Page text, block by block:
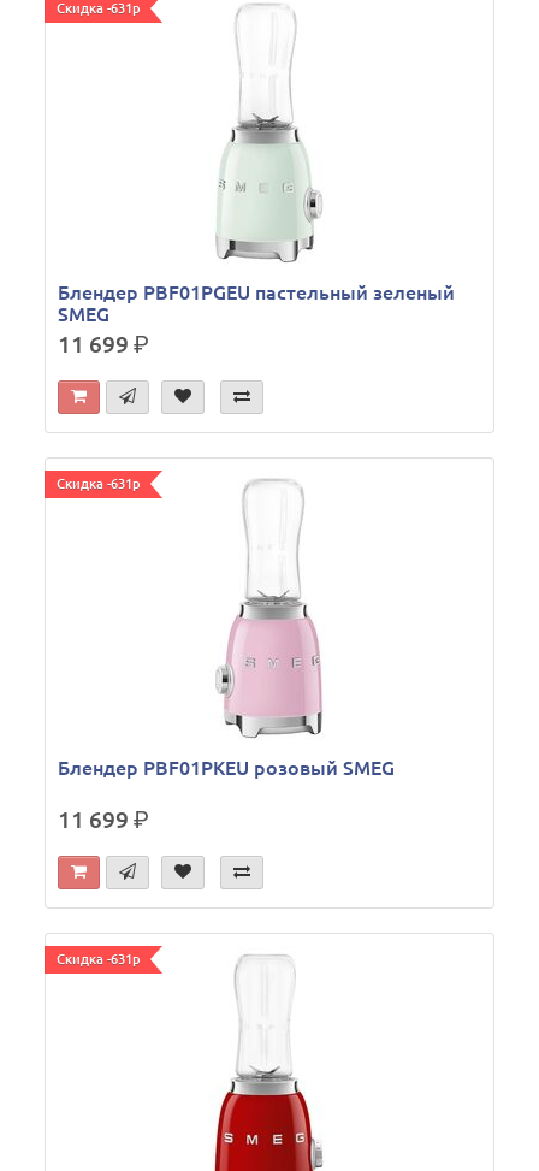
Скидка -631р
Блендер PBF01PGEU пастельный зеленый
SMEG
11 699р.
Скидка -631р
Блендер PBF01PKEU розовый SMEG
11 699р.
Скидка -631р